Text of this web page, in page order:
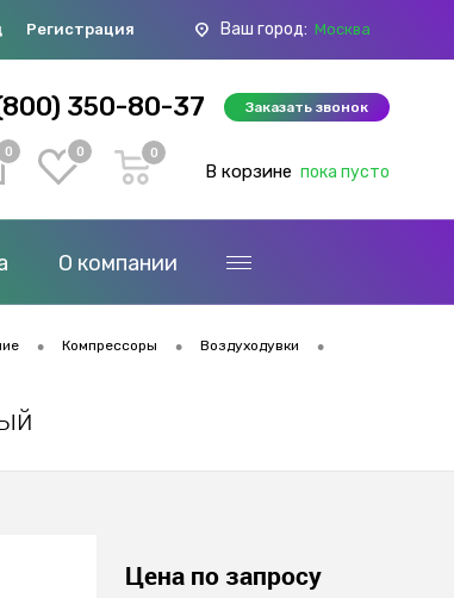
Регистрация Ваш город: Москва
350-80-37 Заказать звонок
0 0 0
В корзине пока пусто
О компании
• Компрессоры • Воздуходувки •
Цена по запросу